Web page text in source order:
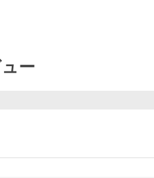
ー